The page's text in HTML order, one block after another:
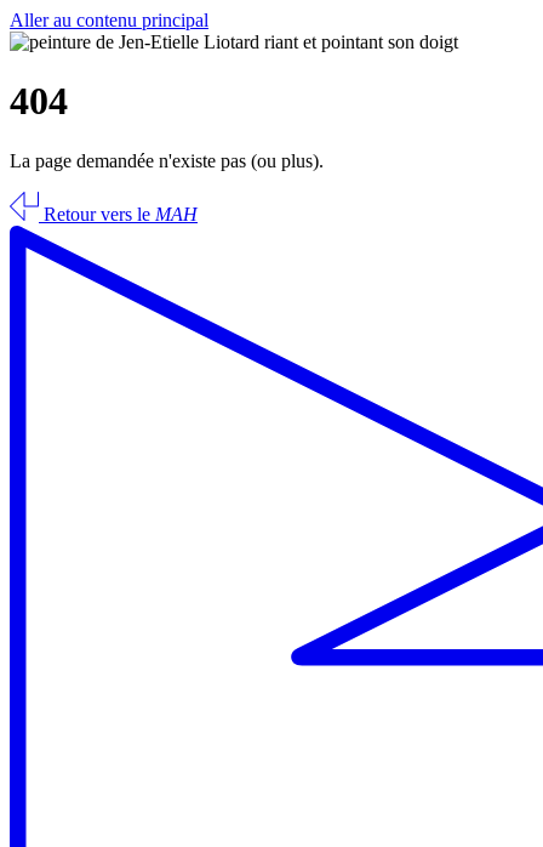
Aller au contenu principal
404
La page demandée n'existe pas (ou plus).
Retour vers le MAH